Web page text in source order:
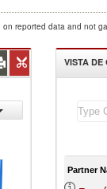
reported data and not
VISTA DE
Partner